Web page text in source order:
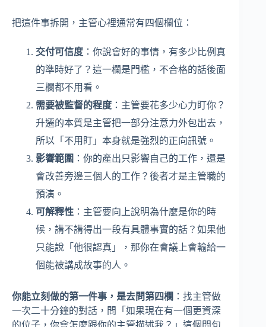
把這件事拆開，主管心裡通常有四個欄位：
交付可信度 ：你說會好的事情，有多少比例真
的準時好了？這一欄是門檻，不合格的話後面
三欄都不用看。
需要被監督的程度 ：主管要花多少心力盯你？
升遷的本質是主管把一部分注意力外包出去，
所以「不用盯」本身就是強烈的正向訊號。
影響範圍 ：你的產出只影響自己的工作，還是
會改善旁邊三個人的工作？後者才是主管職的
預演。
可解釋性 ：主管要向上說明為什麼是你的時
候，講不講得出一段有具體事實的話？如果他
只能說「他很認真」，那你在會議上會輸給一
個能被講成故事的人。
你能立刻做的第一件事，是去問第四欄 ：找主管做
一次二十分鐘的對話，問「如果現在有一個更資深
的位子，你會怎麼跟你的主管描述我？」這個問句